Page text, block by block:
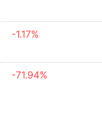
-1.17%
-71.94%